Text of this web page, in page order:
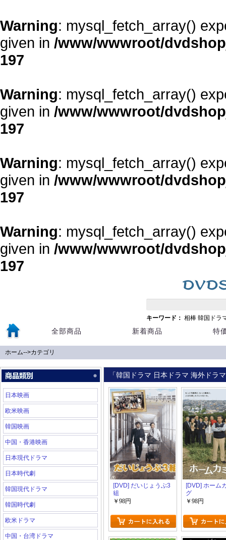
Warning: mysql_fetch_array()
given in /www/wwwroot/
197
Warning: mysql_fetch_array()
given in /www/wwwroot/
197
Warning: mysql_fetch_array()
given in /www/wwwroot/
197
Warning: mysql_fetch_array()
given in /www/wwwroot/
197
キーワード： 相棒 韓国ドラ
全部商品 新着商品 特
ホーム-->カテゴリ
日本映画
欧米映画
韓国映画
中国・香港映画
日本現代ドラマ
日本時代劇
韓国現代ドラマ
韓国時代劇
欧米ドラマ
中国・台湾ドラマ
「韓国ドラマ 日本ドラマ 海外ドラ
[DVD] だいじょうぶ3
組
￥98円
[DVD] ホーム
グ
￥98円